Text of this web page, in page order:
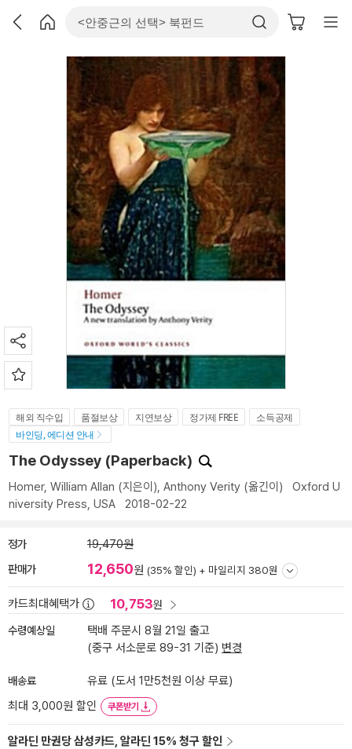
해외 직수입 품절보상 지연보상 정가제 FREE
소득공제
바인딩, 에디션 안내
The Odyssey (Paperback)
Homer, William Allan (지은이), Anthony Verity (옮긴이) Oxford U
niversity Press, USA 2018-02-22
정가 19,470원
판매가 12,650원 (35% 할인) + 마일리지 380원
카드최대혜택가 10,753원
수령예상일
택배 주문시 8월 21일 출고
(중구 서소문로 89-31 기준) 변경
배송료
유료 (도서 1만5천원 이상 무료)
최대 3,000원 할인
쿠폰받기
알라딘 만권당 삼성카드, 알라딘 15% 청구 할인